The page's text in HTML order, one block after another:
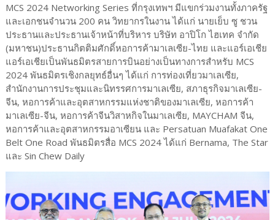
MCS 2024 Networking Series ที่กรุงเทพฯ มีแขกร่วมงานทั้งภาครัฐ
และเอกชนจำนวน 200 คน วิทยากรในงาน ได้แก่ นายเย็บ ซู ชวน
ประธานและประธานเจ้าหน้าที่บริหาร บริษัท อาปิโก ไฮเทค จำกัด
(มหาชน)ประธานกิตติมศักดิ์หอการค้ามาเลเซีย-ไทย และแอร์เอเชีย
แอร์เอเชียเป็นพันธมิตรสายการบินอย่างเป็นทางการสำหรับ MCS
2024 พันธมิตรเชิงกลยุทธ์อื่นๆ ได้แก่ การท่องเที่ยวมาเลเซีย,
สำนักงานการประชุมและนิทรรศการมาเลเซีย, สภาธุรกิจมาเลเซีย-
จีน, หอการค้าและอุตสาหกรรมแห่งชาติของมาเลเซีย, หอการค้า
มาเลเซีย-จีน, หอการค้าจีนวิสาหกิจในมาเลเซีย, MAYCHAM จีน,
หอการค้าและอุตสาหกรรมอาเซียน และ Persatuan Muafakat One
Belt One Road พันธมิตรสื่อ MCS 2024 ได้แก่ Bernama, The Star
และ Sin Chew Daily